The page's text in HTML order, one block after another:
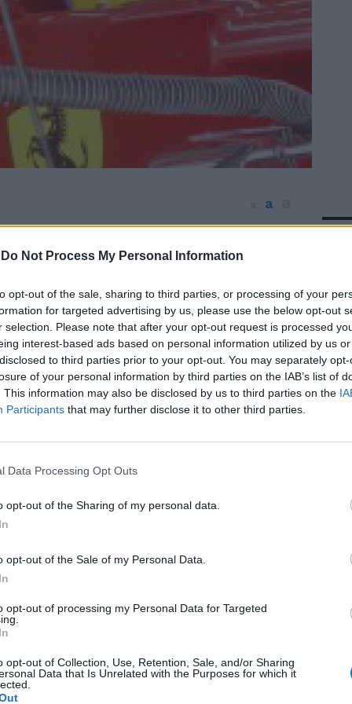
Do Not Process My Personal Information
opt-out of the sale, sharing to third parties, or processing of your
for targeted advertising by us, please use the below opt-out
selection. Please note that after your opt-out request is processed
interest-based ads based on personal information utilized by us
to third parties prior to your opt-out. You may separately
of your personal information by third parties on the IAB’s list of
This information may also be disclosed by us to third parties on the
Participants that may further disclose it to other third parties.
Data Processing Opt Outs
opt-out of the Sharing of my personal data.
opt-out of the Sale of my Personal Data.
opt-out of processing my Personal Data for Targeted
opt-out of Collection, Use, Retention, Sale, and/or Sharing
Data that Is Unrelated with the Purposes for which it
a
Bretagna, nona prova del Mondiale di
Ultimi minuti delle Q3 condizionati dalla
la Red Bull riesce comunque a
la prima fila con l'australiano che
del mondo Sebastian Vettel.
fermato il cronometro sull'1'30"399,
compagno di squadra ha girato in
fila tutta "rossa" cone le Ferrari di
e Felipe Massa, rispettivamente
Button (McLaren), Di Resta (Force
e Hamilton (McLaren) chiudono
In
Rudy Giuliani a Come States?
americana